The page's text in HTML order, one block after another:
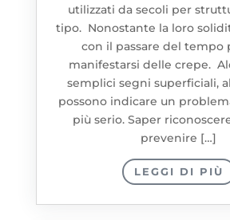
utilizzati da secoli per
tipo. Nonostante la loro
con il passare del tempo
manifestarsi delle crepe.
semplici segni superficiali,
possono indicare un
più serio. Saper
prevenire […]
LEGGI DI PIÙ